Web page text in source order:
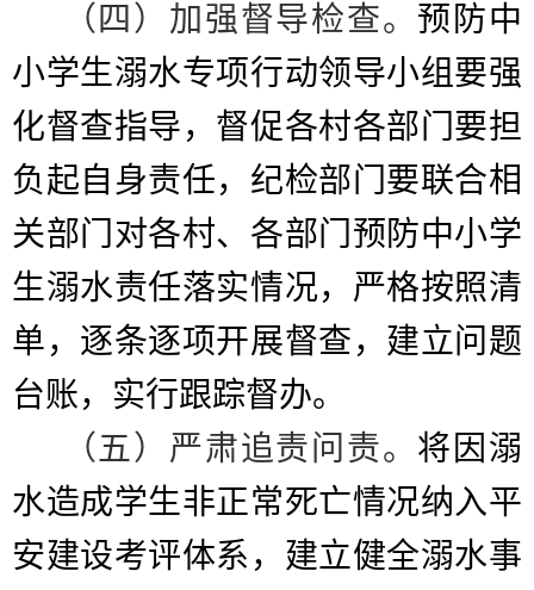
（四）加强督导检查。 预防中
小学生溺水专项行动领导小组要强
化督查指导，督促各村各部门要担
负起自身责任，纪检部门要联合相
关部门对各村、各部门预防中小学
生溺水责任落实情况，严格按照清
单，逐条逐项开展督查，建立问题
台账，实行跟踪督办。
（五）严肃追责问责。 将因溺
水造成学生非正常死亡情况纳入平
安建设考评体系，建立健全溺水事